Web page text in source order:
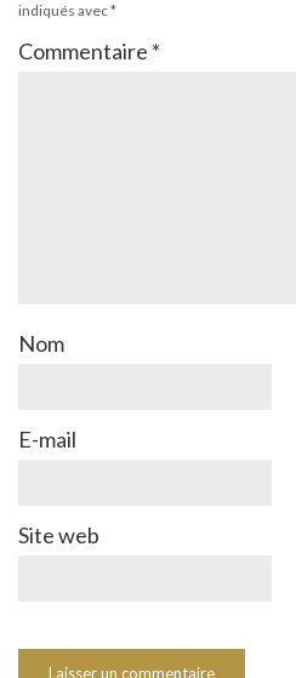
indiqués avec*
Commentaire *
Nom
E-mail
Site web